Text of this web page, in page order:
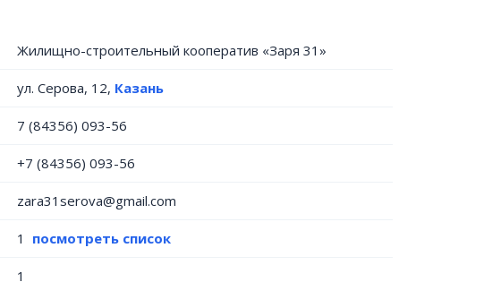
Жилищно-строительный кооператив «Заря 31»
ул. Серова, 12, Казань
7 (84356) 093-56
+7 (84356) 093-56
zara31serova@gmail.com
1 посмотреть список
1